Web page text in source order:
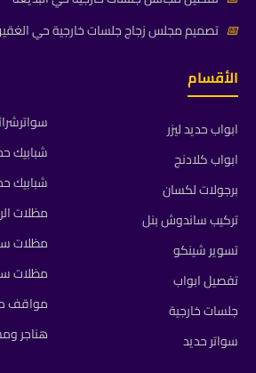
📅 تصميم مجلس زجاج جلسات خارجية حي
الأقسام
ابواب حديد ليزر
ابواب كلادنج
برجولات لكسان
تركيب ساندوش بنل
تسوير شينكو
تفصيل ابواب
جلسات خارجية
سواتر حديد
شبابيك
شبابيك
مظلات
مظلات
مظلات
مواقف
هناجر